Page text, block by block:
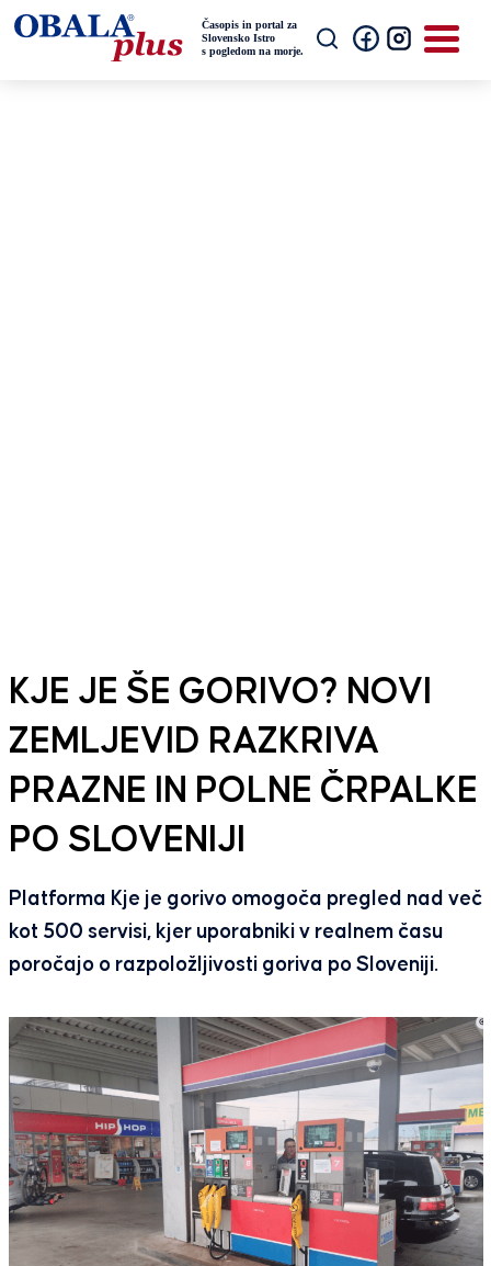
KJE JE ŠE GORIVO? NOVI
ZEMLJEVID RAZKRIVA
PRAZNE IN POLNE ČRPALKE
PO SLOVENIJI
Platforma Kje je gorivo omogoča pregled nad več
kot 500 servisi, kjer uporabniki v realnem času
poročajo o razpoložljivosti goriva po Sloveniji.